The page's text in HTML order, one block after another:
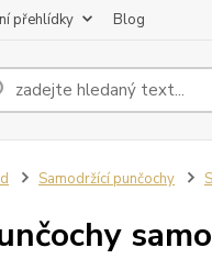
přehlídky Blog
Samodržící punčochy